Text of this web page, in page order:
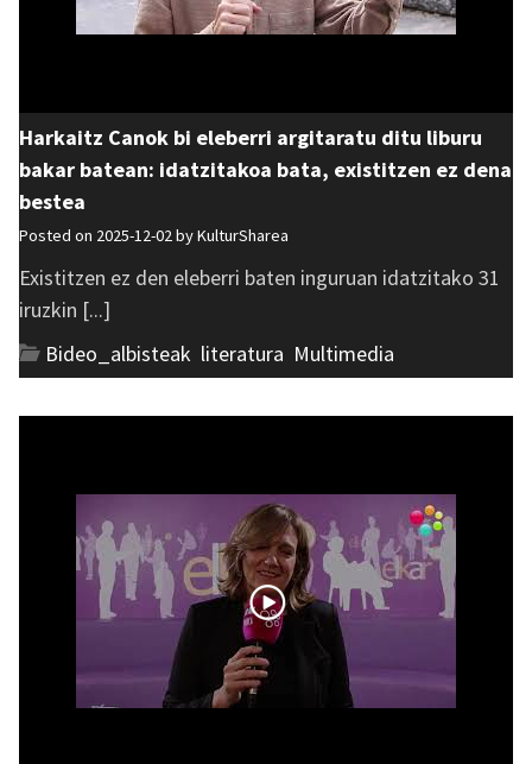
Harkaitz Canok bi eleberri argitaratu ditu liburu
bakar batean: idatzitakoa bata, existitzen ez dena
bestea
Posted on 2025-12-02 byKulturSharea
Existitzen ez den eleberri baten inguruan idatzitako 31
iruzkin [...]
Bideo_albisteak literatura Multimedia